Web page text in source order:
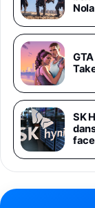
Philips
24,94€
Asus
Bande
Vlan,
39,72€
SK
face